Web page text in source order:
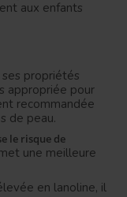
aux enfants
ses propriétés
appropriée pour
recommandée
de peau.
le risque de
une meilleure
en lanoline, il